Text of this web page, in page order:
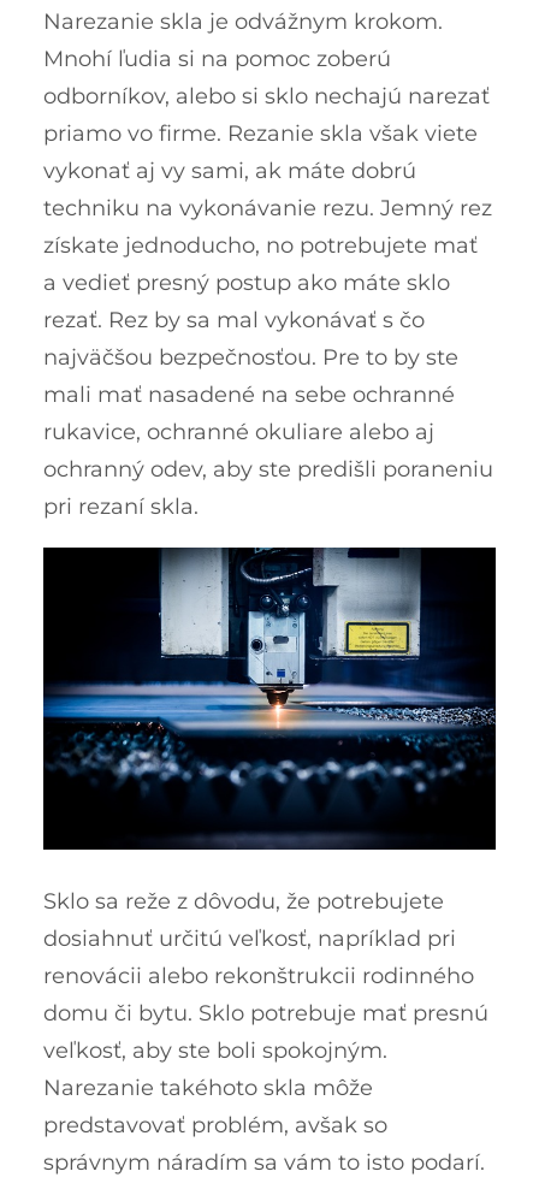
Narezanie skla je odvážnym krokom.
Mnohí ľudia si na pomoc zoberú
odborníkov, alebo si sklo nechajú narezať
priamo vo firme. Rezanie skla však viete
vykonať aj vy sami, ak máte dobrú
techniku na vykonávanie rezu. Jemný rez
získate jednoducho, no potrebujete mať
a vedieť presný postup ako máte sklo
rezať. Rez by sa mal vykonávať s čo
najväčšou bezpečnosťou. Pre to by ste
mali mať nasadené na sebe ochranné
rukavice, ochranné okuliare alebo aj
ochranný odev, aby ste predišli poraneniu
pri rezaní skla.
Sklo sa reže z dôvodu, že potrebujete
dosiahnuť určitú veľkosť, napríklad pri
renovácii alebo rekonštrukcii rodinného
domu či bytu. Sklo potrebuje mať presnú
veľkosť, aby ste boli spokojným.
Narezanie takéhoto skla môže
predstavovať problém, avšak so
správnym náradím sa vám to isto podarí.